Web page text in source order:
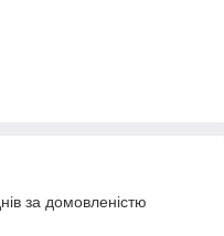
за домовленістю